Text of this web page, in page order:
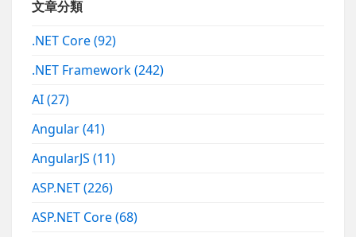
文章分類
.NET Core(92)
.NET Framework(242)
AI(27)
Angular(41)
AngularJS(11)
ASP.NET(226)
ASP.NET Core(68)